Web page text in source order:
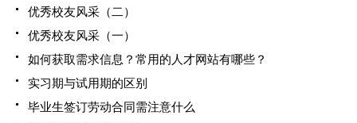
优秀校友风采（二）
优秀校友风采（一）
如何获取需求信息？常用的人才网站有哪些？
实习期与试用期的区别
毕业生签订劳动合同需注意什么